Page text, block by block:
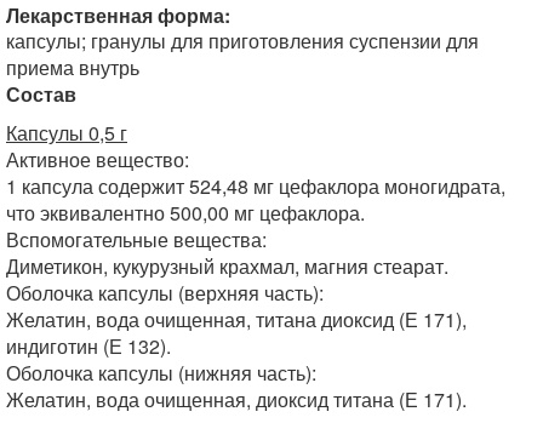
Лекарственная форма:
капсулы; гранулы для приготовления суспензии для
приема внутрь
Состав
Капсулы 0,5 г
Активное вещество:
1 капсула содержит 524,48 мг цефаклора моногидрата,
что эквивалентно 500,00 мг цефаклора.
Вспомогательные вещества:
Диметикон, кукурузный крахмал, магния стеарат.
Оболочка капсулы (верхняя часть):
Желатин, вода очищенная, титана диоксид (Е 171),
индиготин (Е 132).
Оболочка капсулы (нижняя часть):
Желатин, вода очищенная, диоксид титана (Е 171).